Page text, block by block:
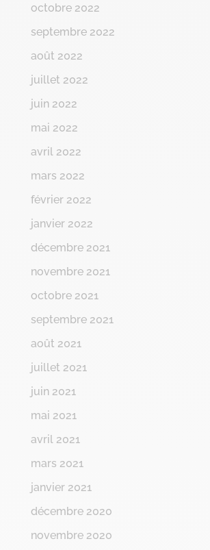
octobre 2022
septembre 2022
août 2022
juillet 2022
juin 2022
mai 2022
avril 2022
mars 2022
février 2022
janvier 2022
décembre 2021
novembre 2021
octobre 2021
septembre 2021
août 2021
juillet 2021
juin 2021
mai 2021
avril 2021
mars 2021
janvier 2021
décembre 2020
novembre 2020